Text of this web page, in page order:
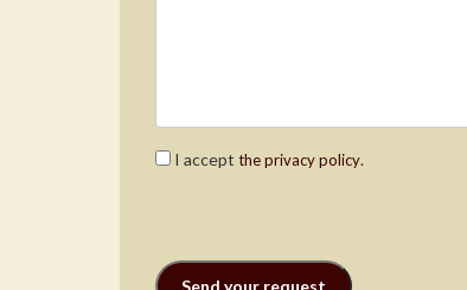
I accept the privacy policy.